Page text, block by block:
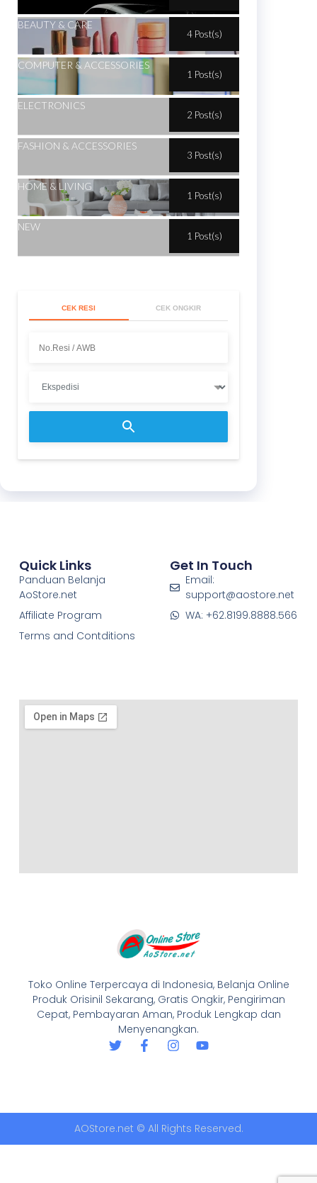
BEAUTY & CARE
4 Post(s)
COMPUTER & ACCESSORIES
1 Post(s)
ELECTRONICS
2 Post(s)
FASHION & ACCESSORIES
3 Post(s)
HOME & LIVING
1 Post(s)
NEW
1 Post(s)
CEK RESI CEK ONGKIR
Toko Online Terpercaya di Indonesia, Belanja Online
Produk Orisinil Sekarang, Gratis Ongkir, Pengiriman
Cepat, Pembayaran Aman, Produk Lengkap dan
Menyenangkan.
Quick Links
Panduan Belanja
AoStore.net
Affiliate Program
Terms and Contditions
Get In Touch
Email:
support@aostore.net
WA: +62.8199.8888.566
AOStore.net © All Rights Reserved.